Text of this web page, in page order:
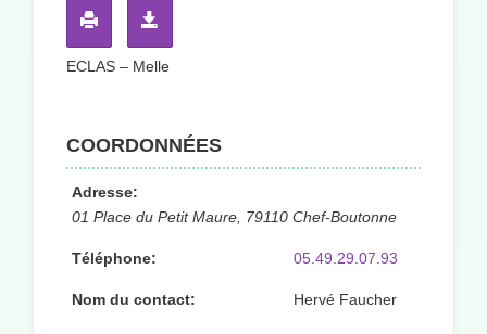
ECLAS – Melle
COORDONNÉES
Adresse:
01 Place du Petit Maure, 79110 Chef-Boutonne
Téléphone: 05.49.29.07.93
Nom du contact: Hervé Faucher